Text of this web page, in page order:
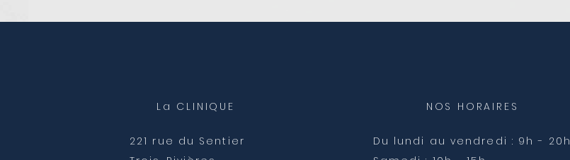
La CLINIQUE
221 rue du Sentier
NOS HORAIRES
Du lundi au vendredi : 9h - 20h